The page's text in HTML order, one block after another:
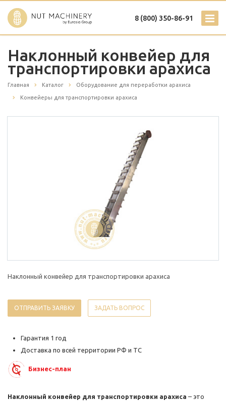
8 (800) 350-86-91
Наклонный конвейер для
транспортировки арахиса
Главная Каталог Оборудование для переработки арахиса
Конвейеры для транспортировки арахиса
Наклонный конвейер для транспортировки арахиса
ОТПРАВИТЬ ЗАЯВКУ ЗАДАТЬ ВОПРОС
Гарантия 1 год
Доставка по всей территории РФ и ТС
Бизнес-план
Наклонный конвейер для транспортировки арахиса – это